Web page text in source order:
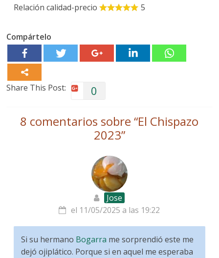
Relación calidad-precio 5
Compártelo
Share This Post: 0
8 comentarios sobre “El Chispazo
2023”
Jose
el 11/05/2025 a las 19:22
Si su hermano Bogarra me sorprendió este me
dejó ojiplático. Porque si en aquel me esperaba